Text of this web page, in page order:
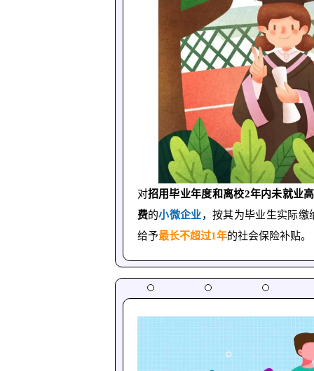
对招用毕业年度和离校2年内未就业
费的小微企业，按其为毕业生实际
给予最长不超过1年的社会保险补贴。